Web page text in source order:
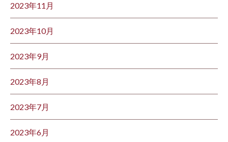
2023年11月
2023年10月
2023年9月
2023年8月
2023年7月
2023年6月